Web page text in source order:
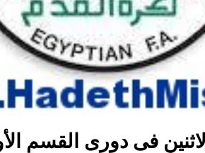
فى دورى القسم